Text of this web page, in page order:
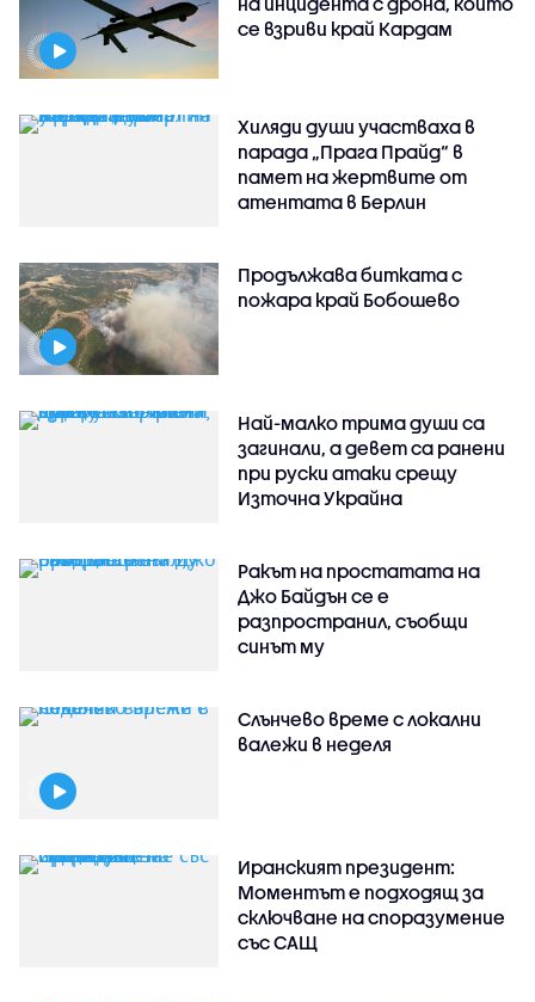
се взриви край Кардам
Хиляди души участваха в
парада „Прага Прайд“ в
памет на жертвите от
атентата в Берлин
Продължава битката с
пожара край Бобошево
Най-малко трима души са
загинали, а девет са ранени
при руски атаки срещу
Източна Украйна
Ракът на простатата на
Джо Байдън се е
разпространил, съобщи
синът му
Слънчево време с локални
валежи в неделя
Иранският президент:
Моментът е подходящ за
сключване на споразумение
със САЩ